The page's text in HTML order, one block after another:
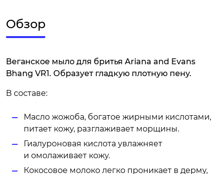
Обзор
Веганское мыло для бритья Ariana and Evans
Bhang VR1. Образует гладкую плотную пену.
В составе:
Масло жожоба, богатое жирными кислотами,
питает кожу, разглаживает морщины.
Гиалуроновая кислота увлажняет
и омолаживает кожу.
Кокосовое молоко легко проникает в дерму,